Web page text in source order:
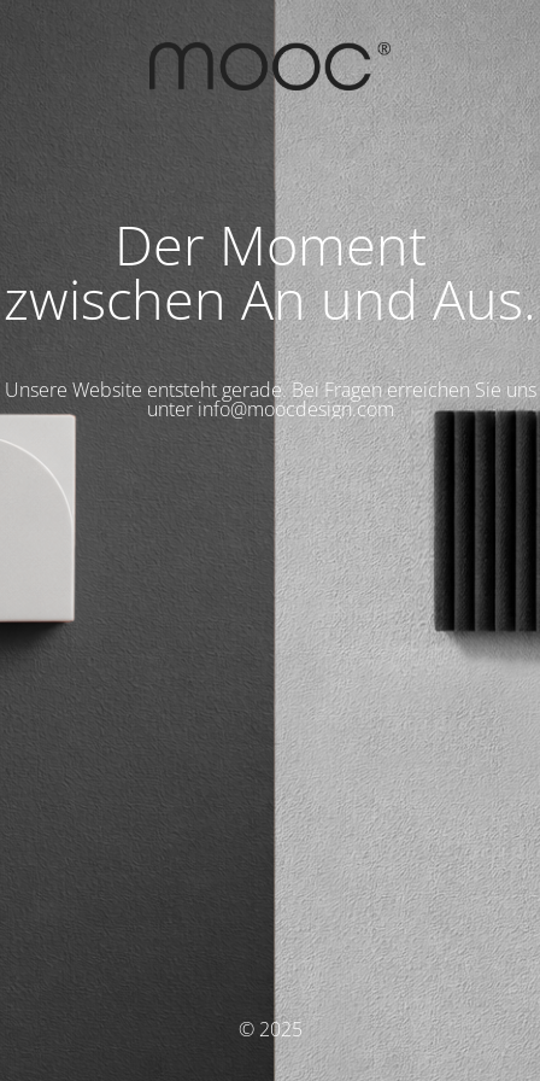
Der Moment
zwischen An und Aus.
Unsere Website entsteht gerade. Bei Fragen erreichen Sie uns
unter info@moocdesign.com
© 2025